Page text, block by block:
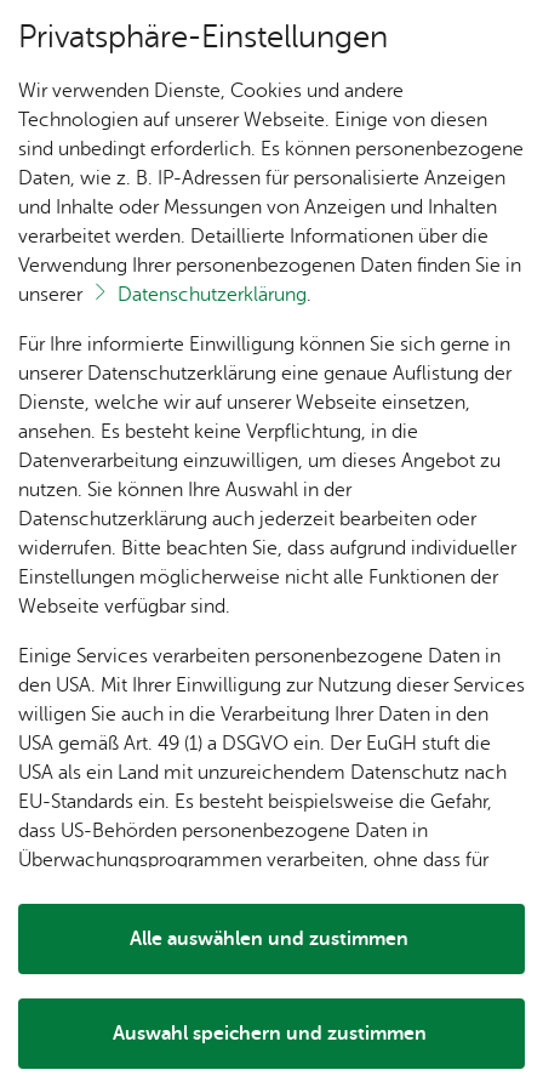
Rund ums See­ha­sen­fest
Nach­
Nach­
hal­tig­
keit
Stand­
See­has
Hei­
mat­
lied
Fest­
zei­ten
Fest­
ab­zei­
chen
In­fo­
stand
Tisch­
re­ser­
vie­
run­
gen
Fest­
ge­län­
Ver­
gnü­
gung­
park
Ein­
tritts­
&
Wert­
mar­
ken
Orga &
Spen­
den
Spon­
so­ren
Fi­gu­
ren­
grup­
pe
Fun­
dus
Ju­
gend­
Lage &
Fest­ge­län­de & Ver­gnü­gung­park
Park­haus „Am See“
Bar­rie­re­frei­heit
An­zahl: 327 Park­plät­ze, 6 Be­hin­der­ten­park­plät­ze,
Hö­hen­be­gren­zung auf 2 Meter
Aktuelle Verfügbarkeit / freie Parkplätze
Informationen zu Preisen und Öffnungszeiten finden Sie
auf der
Webseite des Betreibers.
Kon­takt & Bar­rie­re­frei­heit
Park­haus „Am See“
Karl­stra­ße 19
88045Fried­richs­ha­fen
Zur Web­site
Privatsphäre-Einstellungen
Wir verwenden Dienste, Cookies und andere
Technologien auf unserer Webseite. Einige von diesen
sind unbedingt erforderlich. Es können personenbezogene
Daten, wie z. B. IP-Adressen für personalisierte Anzeigen
und Inhalte oder Messungen von Anzeigen und Inhalten
verarbeitet werden. Detaillierte Informationen über die
Verwendung Ihrer personenbezogenen Daten finden Sie in
unserer
Datenschutzerklärung.
Für Ihre informierte Einwilligung können Sie sich gerne in
unserer Datenschutzerklärung eine genaue Auflistung der
Dienste, welche wir auf unserer Webseite einsetzen,
ansehen. Es besteht keine Verpflichtung, in die
Datenverarbeitung einzuwilligen, um dieses Angebot zu
nutzen. Sie können Ihre Auswahl in der
Datenschutzerklärung auch jederzeit bearbeiten oder
widerrufen. Bitte beachten Sie, dass aufgrund individueller
Einstellungen möglicherweise nicht alle Funktionen der
Webseite verfügbar sind.
Einige Services verarbeiten personenbezogene Daten in
den USA. Mit Ihrer Einwilligung zur Nutzung dieser Services
willigen Sie auch in die Verarbeitung Ihrer Daten in den
USA gemäß Art. 49 (1) a DSGVO ein. Der EuGH stuft die
USA als ein Land mit unzureichendem Datenschutz nach
EU-Standards ein. Es besteht beispielsweise die Gefahr,
dass US-Behörden personenbezogene Daten in
Überwachungsprogrammen verarbeiten, ohne dass für
Auswahl speichern und zustimmen
Alle auswählen und zustimmen